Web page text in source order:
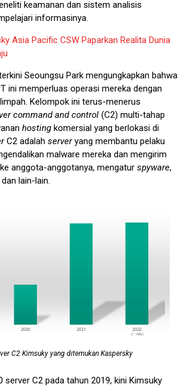
keamanan dan sistem analisis
informasinya.
Asia Pacific CSW Paparkan Realita Dunia
Seoungsu Park mengungkapkan bahwa
ini memperluas operasi mereka dengan
Kelompok ini terus-menerus
command and control (C2) multi-tahap
hosting komersial yang berlokasi di
C2 adalah serveryang membantu pelaku
malware mereka dan mengirim
anggota-anggotanya, mengatur spyware,
lain-lain.
C2 Kimsuky yang ditemukan Kaspersky
server C2 pada tahun 2019, kini Kimsuky